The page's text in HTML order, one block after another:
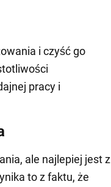
i czyść go
pracy i
ale najlepiej jest z
to z faktu, że